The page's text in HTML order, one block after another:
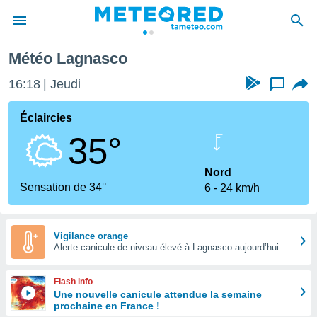
de
Météo Lagnasco
16:18 Jeudi ...
Éclaircies
35°
Sensation de 34°
Nord
6
24 km/h
Vigilance orange
Alerte canicule de niveau élevé à Lagnasco aujourd’hui
Flash info
Une nouvelle canicule attendue la semaine
prochaine en France !